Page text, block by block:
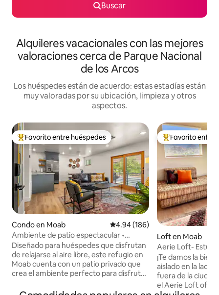
Buscar
Alquileres vacacionales con las mejores
valoraciones cerca de Parque Nacional
de los Arcos
Los huéspedes están de acuerdo: estas estadías están
muy valoradas por su ubicación, limpieza y otros
aspectos.
Favorito entre huéspedes preferido
Favorito entre huéspedes
Condo en Moab Calificación promedio: 4.94 de
4.94 (186)
Ambiente de patio espectacular •
Jacuzzi + parrilla • En el centro de la
ciudad
Diseñado para huéspedes que disfrutan
de relajarse al aire libre, este refugio en
Moab cuenta con un patio privado que
crea el ambiente perfecto para disfrutar
los días explorando Arches, Canyonlands
Favorito entre
Favorito entre
Loft en Moab
Aerie Loft-
panorámicas
¡Te damos la
aislado en la
fuera de la
el Aerie Loft